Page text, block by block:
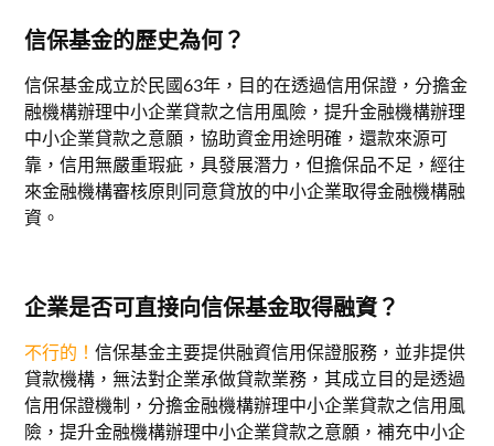
信保基金的歷史為何？
信保基金成立於民國63年，目的在透過信用保證，分擔金
融機構辦理中小企業貸款之信用風險，提升金融機構辦理
中小企業貸款之意願，協助資金用途明確，還款來源可
靠，信用無嚴重瑕疵，具發展潛力，但擔保品不足，經往
來金融機構審核原則同意貸放的中小企業取得金融機構融
資。
企業是否可直接向信保基金取得融資？
不行的！信保基金主要提供融資信用保證服務，並非提供
貸款機構，無法對企業承做貸款業務，其成立目的是透過
信用保證機制，分擔金融機構辦理中小企業貸款之信用風
險，提升金融機構辦理中小企業貸款之意願，補充中小企